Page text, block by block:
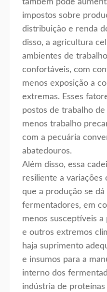
também pode
impostos sobre
distribuição e renda
disso, a agricultura
ambientes de
confortáveis, com
menos exposição a
extremas. Esses
postos de trabalho
menos trabalho
com a pecuária
abatedouros.
Além disso, essa
resiliente a variações
que a produção se
fermentadores, em
menos susceptíveis a
e outros extremos
haja suprimento
e insumos para a
interno dos
indústria de